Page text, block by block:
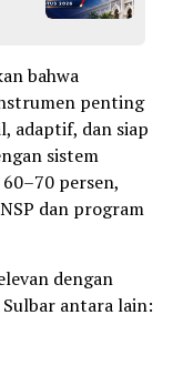
bahwa
penting
adaptif, dan siap
sistem
persen,
dan program
dengan
antara lain: